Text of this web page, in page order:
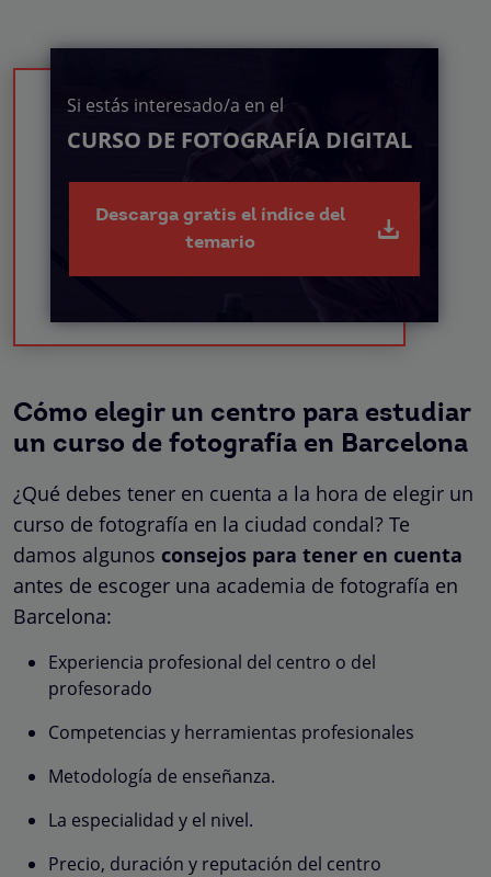
Si estás interesado/a en el
CURSO DE FOTOGRAFÍA DIGITAL
Descarga gratis el índice del
temario
Cómo elegir un centro para estudiar
un curso de fotografía en Barcelona
¿Qué debes tener en cuenta a la hora de elegir un
curso de fotografía en la ciudad condal? Te
damos algunos consejos para tener en cuenta
antes de escoger una academia de fotografía en
Barcelona:
Experiencia profesional del centro o del
profesorado
Competencias y herramientas profesionales
Metodología de enseñanza.
La especialidad y el nivel.
Precio, duración y reputación del centro